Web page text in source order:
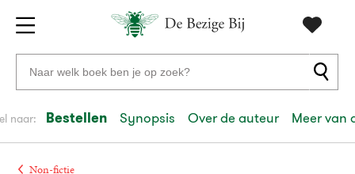
Gratis
verzending
vanaf
20
euro
Voor
23:59
volgendein
Zoeken
naar
auteurs
en
uitgevers
naar: Bestellen Synopsis Over de auteur Meer van
Non-fictie